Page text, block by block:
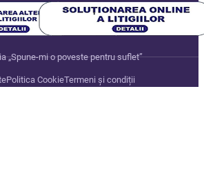
„Spune-mi o poveste pentru suflet”
Politica CookieTermeni și condiții